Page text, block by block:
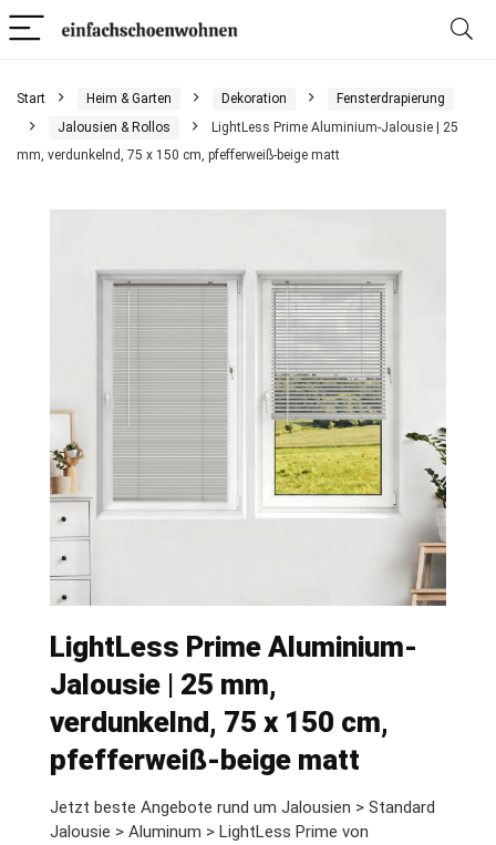
Start Heim & Garten Dekoration
Fensterdrapierung
Jalousien & Rollos
LightLess Prime Aluminium-Jalousie | 25
mm, verdunkelnd, 75 x 150 cm, pfefferweiß-beige matt
LightLess Prime Aluminium-
Jalousie | 25 mm,
verdunkelnd, 75 x 150 cm,
pfefferweiß-beige matt
Jetzt beste Angebote rund um Jalousien > Standard
Jalousie > Aluminum > LightLess Prime von